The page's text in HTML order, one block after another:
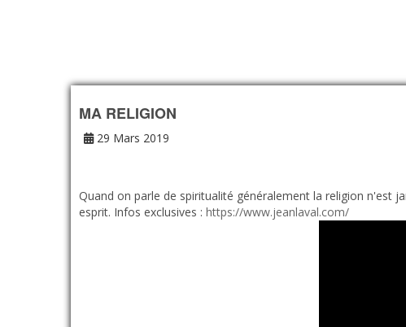
MA RELIGION
29 Mars 2019
Quand on parle de spiritualité généralement la religion n'est
esprit. Infos exclusives : https://www.jeanlaval.com/